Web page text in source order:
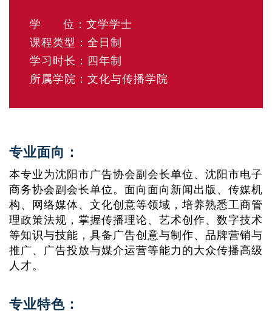
学 位：文学学士
课程类型：全日制
学习时长：四年制
所属学院：文化与传播学院
专业面向：
本专业为沈阳市广告协会副会长单位、沈阳市电子
商务协会副会长单位。面向面向新闻出版、传媒机
构、网络媒体、文化创意等领域，培养熟悉工商管
理政策法规，掌握传播理论、艺术创作、数字技术
等知识与技能，具备广告创意与制作、品牌营销与
推广、广告投放与媒介运营等能力的大众传播高级
人才。
专业特色：